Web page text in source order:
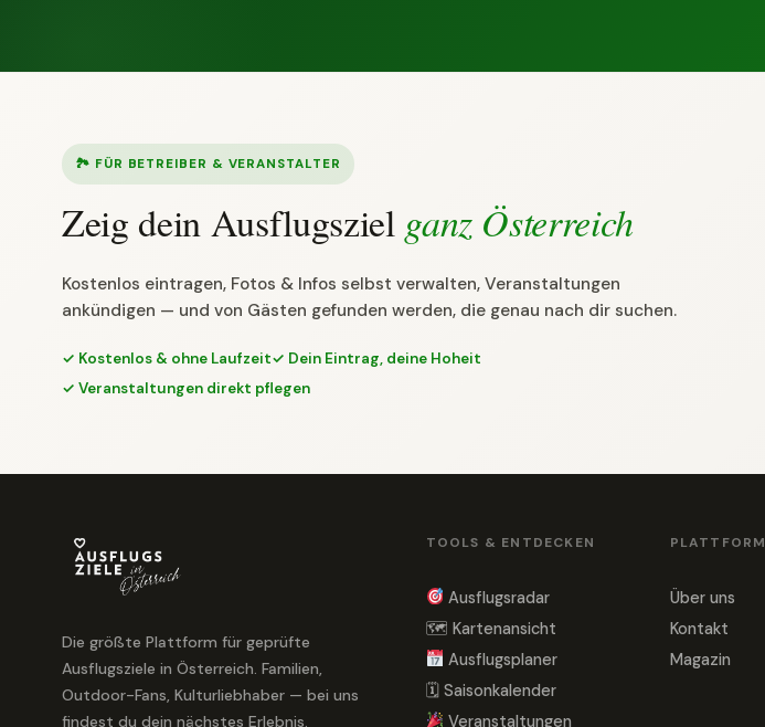
🏞 FÜR BETREIBER & VERANSTALTER
Zeig dein Ausflugsziel ganz Österreich
Kostenlos eintragen, Fotos & Infos selbst verwalten, Veranstaltungen
ankündigen — und von Gästen gefunden werden, die genau nach dir suchen.
✓ Kostenlos & ohne Laufzeit✓ Dein Eintrag, deine Hoheit
✓ Veranstaltungen direkt pflegen
Die größte Plattform für geprüfte
Ausflugsziele in Österreich. Familien,
Outdoor-Fans, Kulturliebhaber — bei uns
findest du dein nächstes Erlebnis.
TOOLS & ENTDECKEN
Ausflugsradar
🗺 Kartenansicht
Ausflugsplaner
🗓 Saisonkalender
Veranstaltungen
PLATTFORM
Über uns
Kontakt
Magazin